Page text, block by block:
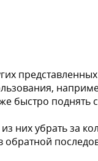
быстро поднять
них убрать за